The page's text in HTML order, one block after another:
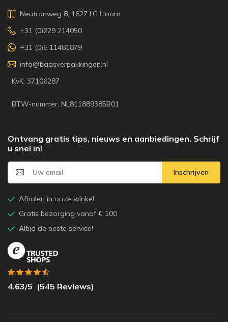
Neutronweg 8, 1627 LG Hoorn
+31 (0)229 214050
+31 (0)6 11481879
info@baasverpakkingen.nl
KvK: 37106287
BTW-nummer: NL811889385B01
Ontvang gratis tips, nieuws en aanbiedingen. Schrijf
u snel in!
Inschrijven
Afhalen in onze winkel
Gratis bezorging vanaf € 100
Altijd de beste service!
4.63/5 (545 Reviews)